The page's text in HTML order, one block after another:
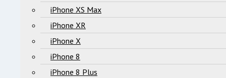
iPhone XS Max
iPhone XR
iPhone X
iPhone 8
iPhone 8 Plus